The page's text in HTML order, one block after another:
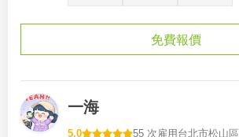
免費報價
一海
5.0 55 次雇用 台北市松山區